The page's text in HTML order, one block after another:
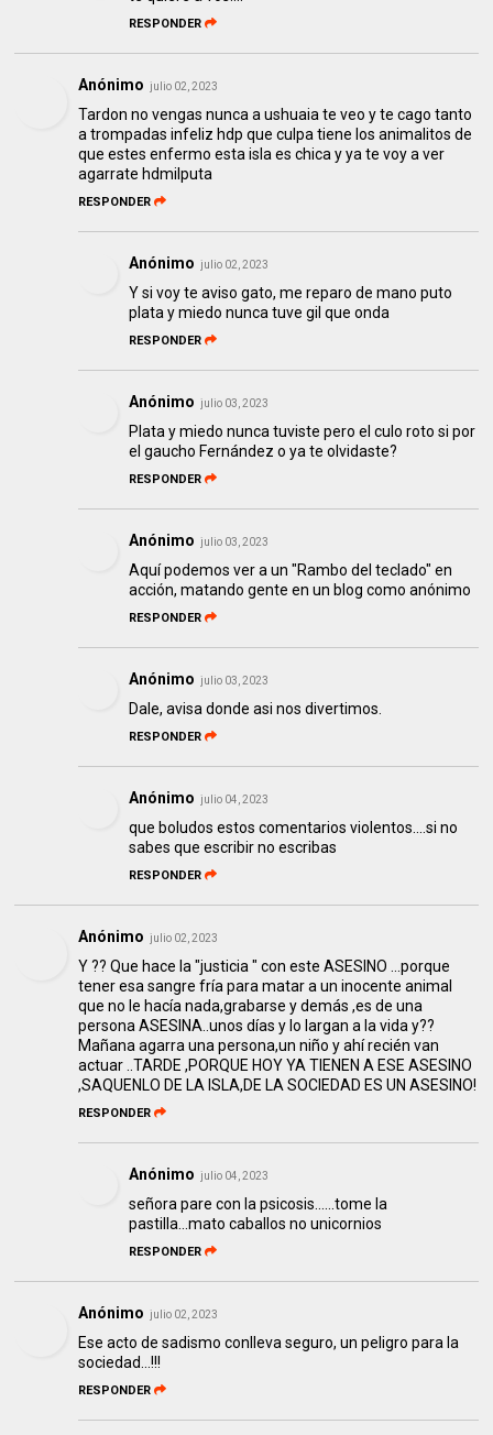
RESPONDER
Anónimo julio 02, 2023
Tardon no vengas nunca a ushuaia te veo y te cago tanto
a trompadas infeliz hdp que culpa tiene los animalitos de
que estes enfermo esta isla es chica y ya te voy a ver
agarrate hdmilputa
RESPONDER
Anónimo julio 02, 2023
Y si voy te aviso gato, me reparo de mano puto
plata y miedo nunca tuve gil que onda
RESPONDER
Anónimo julio 03, 2023
Plata y miedo nunca tuviste pero el culo roto si por
el gaucho Fernández o ya te olvidaste?
RESPONDER
Anónimo julio 03, 2023
Aquí podemos ver a un "Rambo del teclado" en
acción, matando gente en un blog como anónimo
RESPONDER
Anónimo julio 03, 2023
Dale, avisa donde asi nos divertimos.
RESPONDER
Anónimo julio 04, 2023
que boludos estos comentarios violentos....si no
sabes que escribir no escribas
RESPONDER
Anónimo julio 02, 2023
Y ?? Que hace la "justicia " con este ASESINO ...porque
tener esa sangre fría para matar a un inocente animal
que no le hacía nada,grabarse y demás ,es de una
persona ASESINA..unos días y lo largan a la vida y??
Mañana agarra una persona,un niño y ahí recién van
actuar ..TARDE ,PORQUE HOY YA TIENEN A ESE ASESINO
,SAQUENLO DE LA ISLA,DE LA SOCIEDAD ES UN ASESINO!
RESPONDER
Anónimo julio 04, 2023
señora pare con la psicosis......tome la
pastilla...mato caballos no unicornios
RESPONDER
Anónimo julio 02, 2023
Ese acto de sadismo conlleva seguro, un peligro para la
sociedad...!!!
RESPONDER